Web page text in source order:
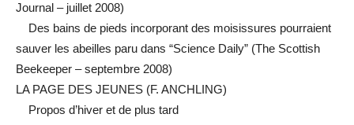
Journal – juillet 2008)
Des bains de pieds incorporant des moisissures pourraient
sauver les abeilles paru dans “Science Daily” (The Scottish
Beekeeper – septembre 2008)
LA PAGE DES JEUNES (F. ANCHLING)
Propos d’hiver et de plus tard